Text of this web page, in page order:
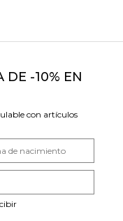
DE -10% EN
con artículos